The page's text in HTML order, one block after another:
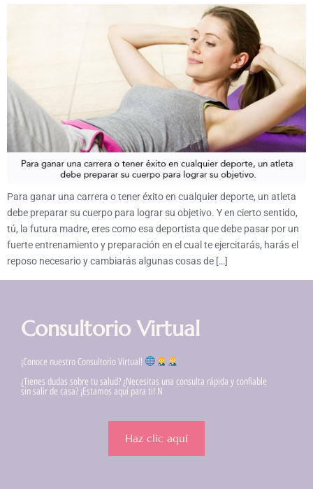
Para ganar una carrera o tener éxito en cualquier deporte, un atleta
debe preparar su cuerpo para lograr su objetivo. Y en cierto sentido,
tú, la futura madre, eres como esa deportista que debe pasar por un
fuerte entrenamiento y preparación en el cual te ejercitarás, harás el
reposo necesario y cambiarás algunas cosas de […]
Consultorio Virtual
¡Conoce nuestro Consultorio Virtual!
¿Tienes dudas sobre tu salud? ¿Necesitas una consulta rápida y confiable
sin salir de casa? ¡Estamos aquí para ti! N
Haz clic aquí